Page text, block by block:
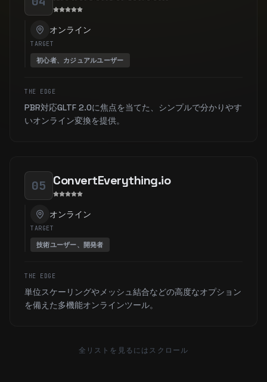
オンライン
TARGET
初心者、カジュアルユーザー
THE EDGE
PBR対応GLTF 2.0に焦点を当てた、シンプルで分かりやす
いオンライン変換を提供。
05 ConvertEverything.io
オンライン
TARGET
技術ユーザー、開発者
THE EDGE
単位スケーリングやメッシュ結合などの高度なオプション
を備えた多機能オンラインツール。
全リストを見るにはスクロール